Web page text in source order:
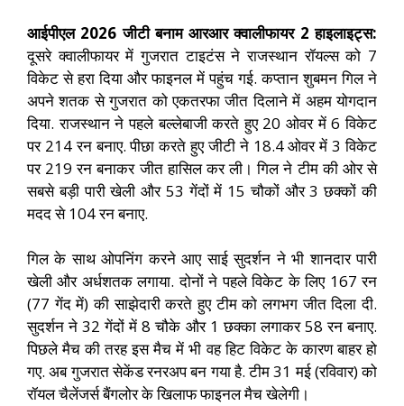
आईपीएल 2026 जीटी बनाम आरआर क्वालीफायर 2 हाइलाइट्स:
दूसरे क्वालीफायर में गुजरात टाइटंस ने राजस्थान रॉयल्स को 7
विकेट से हरा दिया और फाइनल में पहुंच गई. कप्तान शुबमन गिल ने
अपने शतक से गुजरात को एकतरफा जीत दिलाने में अहम योगदान
दिया. राजस्थान ने पहले बल्लेबाजी करते हुए 20 ओवर में 6 विकेट
पर 214 रन बनाए. पीछा करते हुए जीटी ने 18.4 ओवर में 3 विकेट
पर 219 रन बनाकर जीत हासिल कर ली। गिल ने टीम की ओर से
सबसे बड़ी पारी खेली और 53 गेंदों में 15 चौकों और 3 छक्कों की
मदद से 104 रन बनाए.
गिल के साथ ओपनिंग करने आए साई सुदर्शन ने भी शानदार पारी
खेली और अर्धशतक लगाया. दोनों ने पहले विकेट के लिए 167 रन
(77 गेंद में) की साझेदारी करते हुए टीम को लगभग जीत दिला दी.
सुदर्शन ने 32 गेंदों में 8 चौके और 1 छक्का लगाकर 58 रन बनाए.
पिछले मैच की तरह इस मैच में भी वह हिट विकेट के कारण बाहर हो
गए. अब गुजरात सेकेंड रनरअप बन गया है. टीम 31 मई (रविवार) को
रॉयल चैलेंजर्स बैंगलोर के खिलाफ फाइनल मैच खेलेगी।